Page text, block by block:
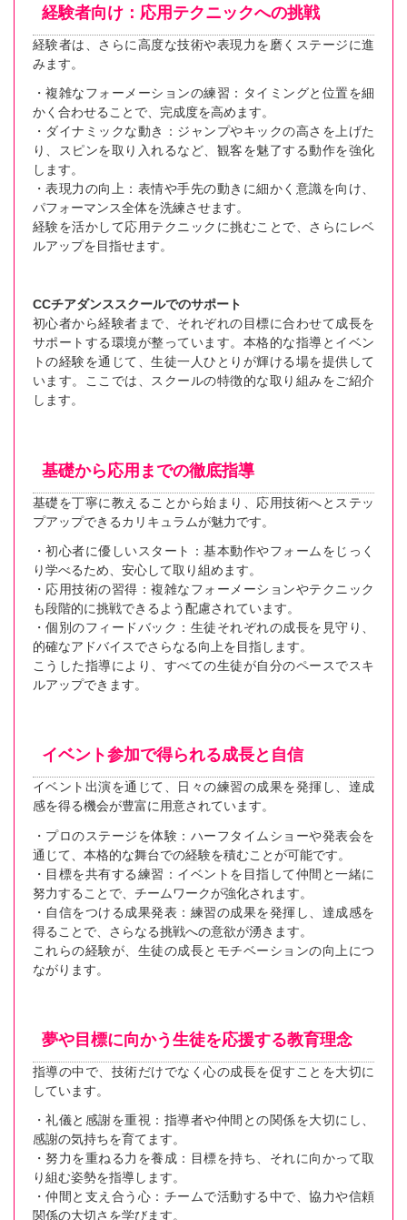
経験者向け：応用テクニックへの挑戦
経験者は、さらに高度な技術や表現力を磨くステージに進
みます。
・複雑なフォーメーションの練習：タイミングと位置を細
かく合わせることで、完成度を高めます。
・ダイナミックな動き：ジャンプやキックの高さを上げた
り、スピンを取り入れるなど、観客を魅了する動作を強化
します。
・表現力の向上：表情や手先の動きに細かく意識を向け、
パフォーマンス全体を洗練させます。
経験を活かして応用テクニックに挑むことで、さらにレベ
ルアップを目指せます。
CCチアダンススクールでのサポート
初心者から経験者まで、それぞれの目標に合わせて成長を
サポートする環境が整っています。本格的な指導とイベン
トの経験を通じて、生徒一人ひとりが輝ける場を提供して
います。ここでは、スクールの特徴的な取り組みをご紹介
します。
基礎から応用までの徹底指導
基礎を丁寧に教えることから始まり、応用技術へとステッ
プアップできるカリキュラムが魅力です。
・初心者に優しいスタート：基本動作やフォームをじっく
り学べるため、安心して取り組めます。
・応用技術の習得：複雑なフォーメーションやテクニック
も段階的に挑戦できるよう配慮されています。
・個別のフィードバック：生徒それぞれの成長を見守り、
的確なアドバイスでさらなる向上を目指します。
こうした指導により、すべての生徒が自分のペースでスキ
ルアップできます。
イベント参加で得られる成長と自信
イベント出演を通じて、日々の練習の成果を発揮し、達成
感を得る機会が豊富に用意されています。
・プロのステージを体験：ハーフタイムショーや発表会を
通じて、本格的な舞台での経験を積むことが可能です。
・目標を共有する練習：イベントを目指して仲間と一緒に
努力することで、チームワークが強化されます。
・自信をつける成果発表：練習の成果を発揮し、達成感を
得ることで、さらなる挑戦への意欲が湧きます。
これらの経験が、生徒の成長とモチベーションの向上につ
ながります。
夢や目標に向かう生徒を応援する教育理念
指導の中で、技術だけでなく心の成長を促すことを大切に
しています。
・礼儀と感謝を重視：指導者や仲間との関係を大切にし、
感謝の気持ちを育てます。
・努力を重ねる力を養成：目標を持ち、それに向かって取
り組む姿勢を指導します。
・仲間と支え合う心：チームで活動する中で、協力や信頼
関係の大切さを学びます。